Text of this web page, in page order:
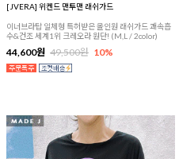
[JVERA] 위켄드 맨투맨 래쉬가드
이너브라탑 일체형 특허받은 올인원 래쉬가드 쾌속흡
수&건조 세계1위 크레오라 원단! (M,L / 2color)
44,600원 49,500원 10%